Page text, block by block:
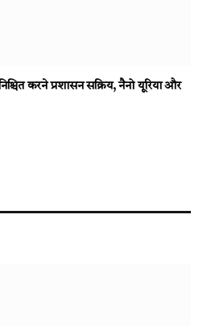
करने प्रशासन सक्रिय, नैनो यूरिया और